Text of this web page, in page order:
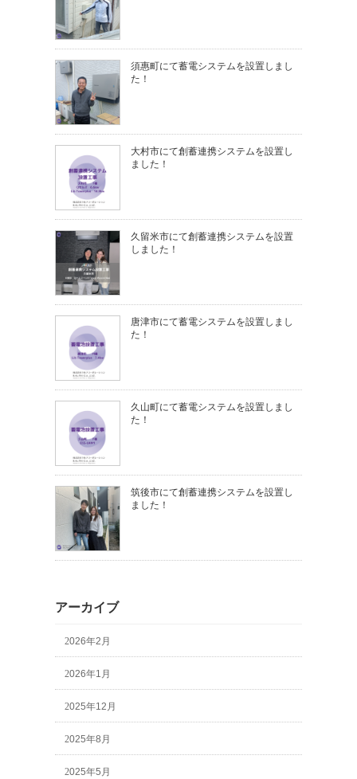
須惠町にて蓄電システムを設置しまし
た！
大村市にて創蓄連携システムを設置し
ました！
久留米市にて創蓄連携システムを設置
しました！
唐津市にて蓄電システムを設置しまし
た！
久山町にて蓄電システムを設置しまし
た！
筑後市にて創蓄連携システムを設置し
ました！
アーカイブ
2026年2月
2026年1月
2025年12月
2025年8月
2025年5月